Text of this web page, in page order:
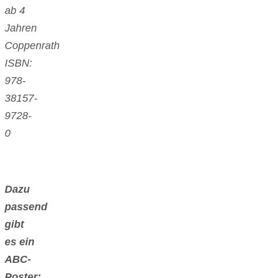
ab 4
Jahren
Coppenrath
ISBN:
978-
38157-
9728-
0
Dazu
passend
gibt
es ein
ABC-